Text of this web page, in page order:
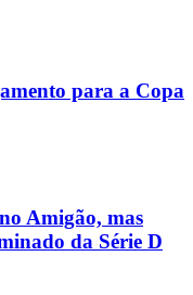
para a Copa
Amigão, mas
da Série D